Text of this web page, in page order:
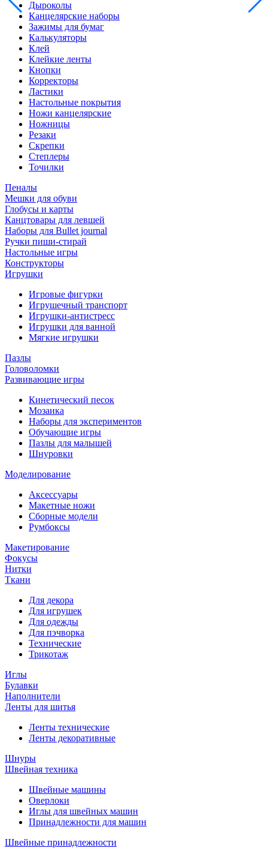
Дыроколы
Канцелярские наборы
Зажимы для бумаг
Калькуляторы
Клей
Клейкие ленты
Кнопки
Корректоры
Ластики
Настольные покрытия
Ножи канцелярские
Ножницы
Резаки
Скрепки
Степлеры
Точилки
Пеналы
Мешки для обуви
Глобусы и карты
Канцтовары для левшей
Наборы для Bullet journal
Ручки пиши-стирай
Настольные игры
Конструкторы
Игрушки
Игровые фигурки
Игрушечный транспорт
Игрушки-антистресс
Игрушки для ванной
Мягкие игрушки
Пазлы
Головоломки
Развивающие игры
Кинетический песок
Мозаика
Наборы для экспериментов
Обучающие игры
Пазлы для малышей
Шнуровки
Моделирование
Аксессуары
Макетные ножи
Сборные модели
Румбоксы
Макетирование
Фокусы
Нитки
Ткани
Для декора
Для игрушек
Для одежды
Для пэчворка
Технические
Трикотаж
Иглы
Булавки
Наполнители
Ленты для шитья
Ленты технические
Ленты декоративные
Шнуры
Швейная техника
Швейные машины
Оверлоки
Иглы для швейных машин
Принадлежности для машин
Швейные принадлежности